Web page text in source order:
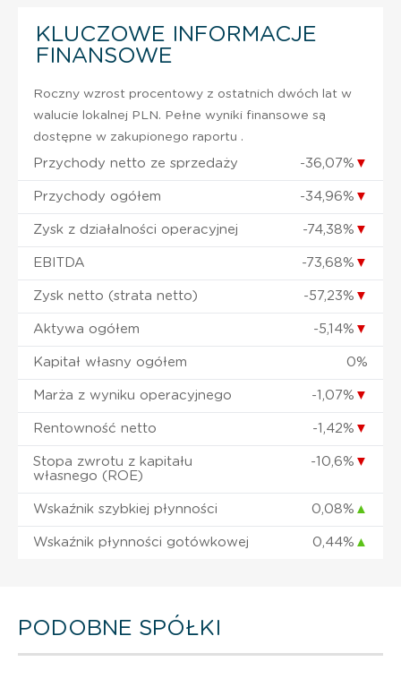
KLUCZOWE INFORMACJE
FINANSOWE
Roczny wzrost procentowy z ostatnich dwóch lat w
walucie lokalnej PLN. Pełne wyniki finansowe są
dostępne w zakupionego raportu .
Przychody netto ze sprzedaży -36,07% ▼
Przychody ogółem -34,96% ▼
Zysk z działalności operacyjnej -74,38% ▼
EBITDA -73,68% ▼
Zysk netto (strata netto) -57,23% ▼
Aktywa ogółem -5,14% ▼
Kapitał własny ogółem 0%
Marża z wyniku operacyjnego -1,07% ▼
Rentowność netto -1,42% ▼
Stopa zwrotu z kapitału
własnego (ROE)
-10,6% ▼
Wskaźnik szybkiej płynności 0,08% ▲
Wskaźnik płynności gotówkowej 0,44% ▲
PODOBNE SPÓŁKI